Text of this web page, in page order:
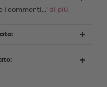
i commenti...' di più